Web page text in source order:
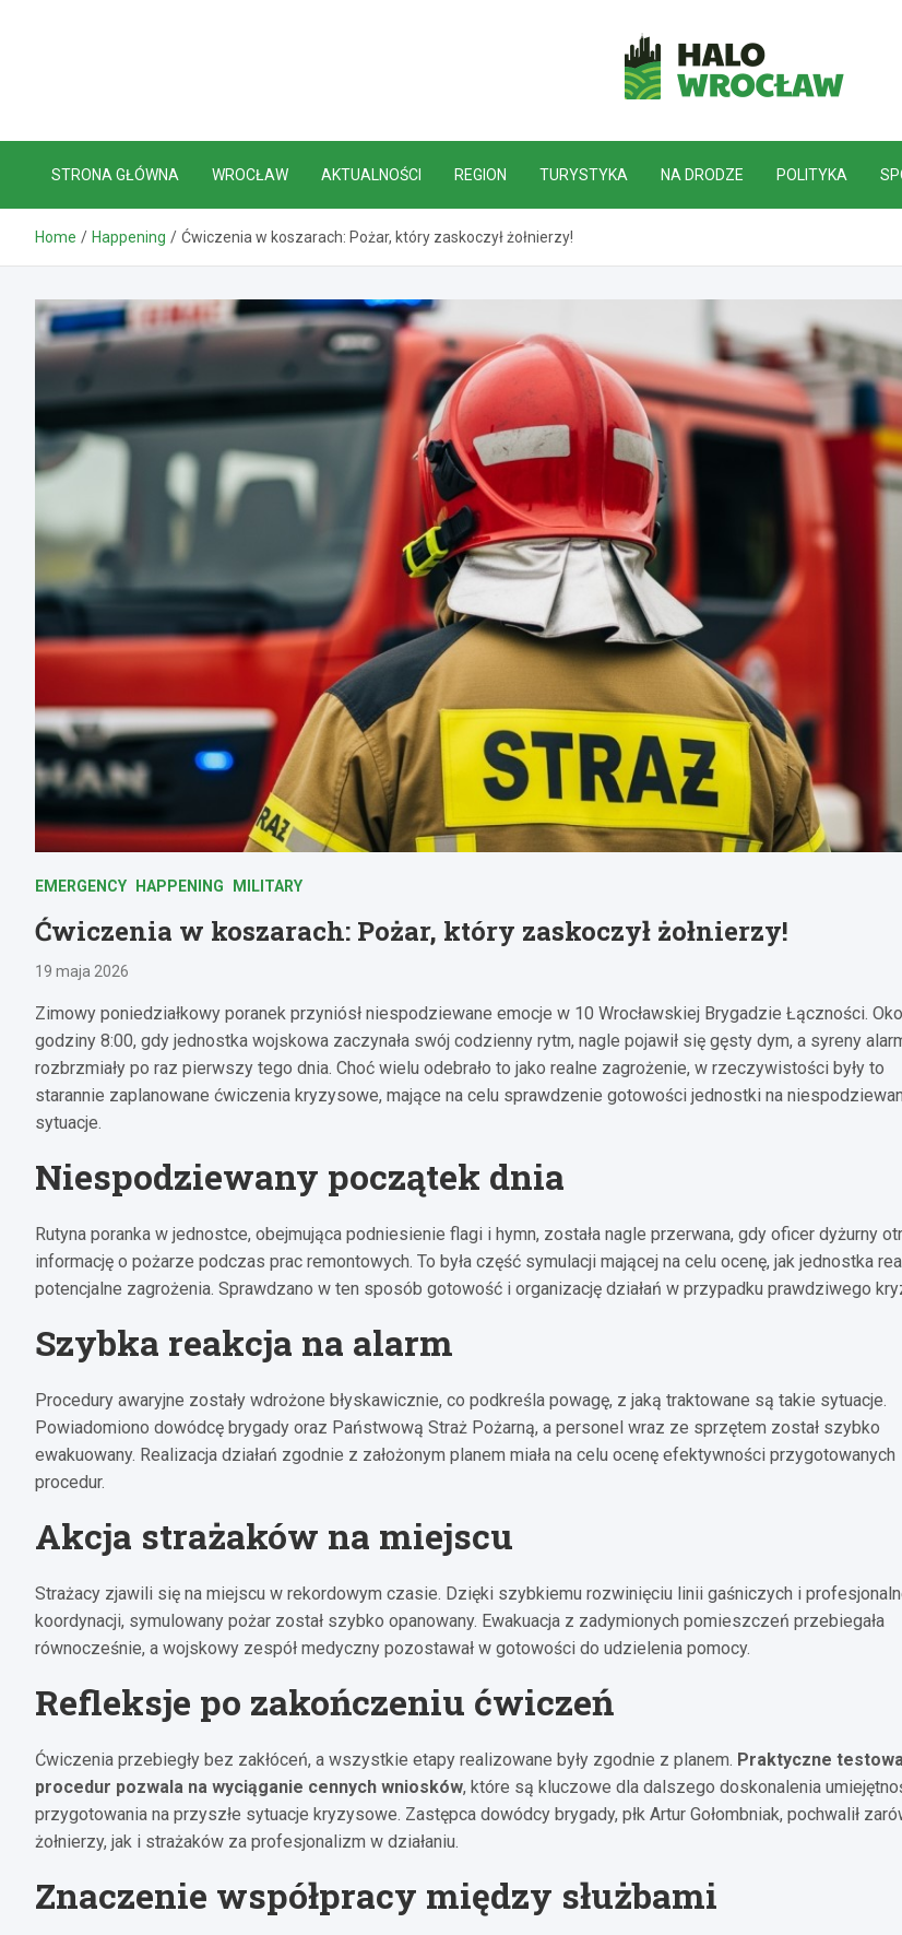
HaloWrocław.pl
STRONA GŁÓWNA WROCŁAW AKTUALNOŚCI REGION TURYSTYKA NA DRODZE POLITYKA
Home Happening Ćwiczenia w koszarach: Pożar, który zaskoczył żołnierzy!
EMERGENCY HAPPENING MILITARY
Ćwiczenia w koszarach: Pożar, który zaskoczył żołnierzy!
19 maja 2026
Zimowy poniedziałkowy poranek przyniósł niespodziewane emocje w 10 Wrocławskiej Brygadzie Łączności.
godziny 8:00, gdy jednostka wojskowa zaczynała swój codzienny rytm, nagle pojawił się gęsty dym, a syreny
rozbrzmiały po raz pierwszy tego dnia. Choć wielu odebrało to jako realne zagrożenie, w rzeczywistości były to
starannie zaplanowane ćwiczenia kryzysowe, mające na celu sprawdzenie gotowości jednostki na
sytuacje.
Niespodziewany początek dnia
Rutyna poranka w jednostce, obejmująca podniesienie flagi i hymn, została nagle przerwana, gdy oficer dyżurny
informację o pożarze podczas prac remontowych. To była część symulacji mającej na celu ocenę, jak jednostka
potencjalne zagrożenia. Sprawdzano w ten sposób gotowość i organizację działań w przypadku prawdziwego
Szybka reakcja na alarm
Procedury awaryjne zostały wdrożone błyskawicznie, co podkreśla powagę, z jaką traktowane są takie sytuacje.
Powiadomiono dowódcę brygady oraz Państwową Straż Pożarną, a personel wraz ze sprzętem został szybko
ewakuowany. Realizacja działań zgodnie z założonym planem miała na celu ocenę efektywności przygotowanych
procedur.
Akcja strażaków na miejscu
Strażacy zjawili się na miejscu w rekordowym czasie. Dzięki szybkiemu rozwinięciu linii gaśniczych i
koordynacji, symulowany pożar został szybko opanowany. Ewakuacja z zadymionych pomieszczeń przebiegała
równocześnie, a wojskowy zespół medyczny pozostawał w gotowości do udzielenia pomocy.
Refleksje po zakończeniu ćwiczeń
Ćwiczenia przebiegły bez zakłóceń, a wszystkie etapy realizowane były zgodnie z planem. Praktyczne
procedur pozwala na wyciąganie cennych wniosków, które są kluczowe dla dalszego doskonalenia
przygotowania na przyszłe sytuacje kryzysowe. Zastępca dowódcy brygady, płk Artur Gołombniak, pochwalił
żołnierzy, jak i strażaków za profesjonalizm w działaniu.
Znaczenie współpracy między służbami